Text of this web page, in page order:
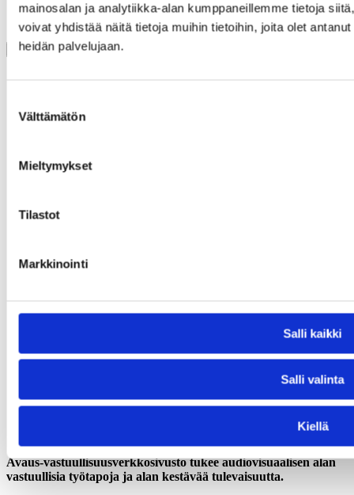
mainosalan ja analytiikka-alan kumppaneillemme tietoja
voivat yhdistää näitä tietoja muihin tietoihin, joita olet
heidän palvelujaan.
valinta
Välttämätön
Mieltymykset
Tilastot
Markkinointi
Salli kaikki
Salli valinta
Kiellä
Se också
Mikä on Avaus?
Avaus-vastuullisuusverkkosivusto tukee audiovisuaalisen alan
vastuullisia työtapoja ja alan kestävää tulevaisuutta.